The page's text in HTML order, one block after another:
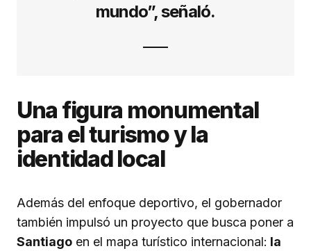
mundo”, señaló.
Una figura monumental
para el turismo y la
identidad local
Además del enfoque deportivo, el gobernador
también impulsó un proyecto que busca poner a
Santiago en el mapa turístico internacional: la